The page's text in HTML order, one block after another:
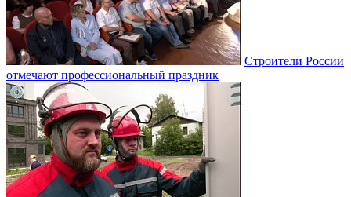
Строители России
отмечают профессиональный праздник